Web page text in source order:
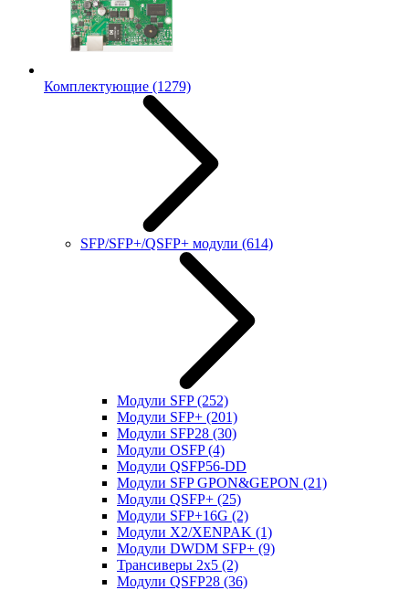
Комплектующие (1279)
SFP/SFP+/QSFP+ модули (614)
Модули SFP(252)
Модули SFP+ (201)
Модули SFP28 (30)
Модули OSFP(4)
Модули QSFP56-DD
Модули SFP GPON&GEPON (21)
Модули QSFP+ (25)
Модули SFP+16G (2)
Модули X2/XENPAK (1)
Модули DWDM SFP+ (9)
Трансиверы 2x5 (2)
Модули QSFP28 (36)